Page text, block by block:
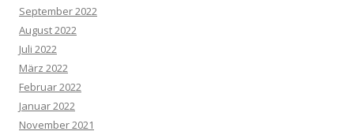
September 2022
August 2022
Juli 2022
März 2022
Februar 2022
Januar 2022
November 2021